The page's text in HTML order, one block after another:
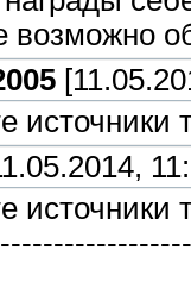
возможно
источники
источники